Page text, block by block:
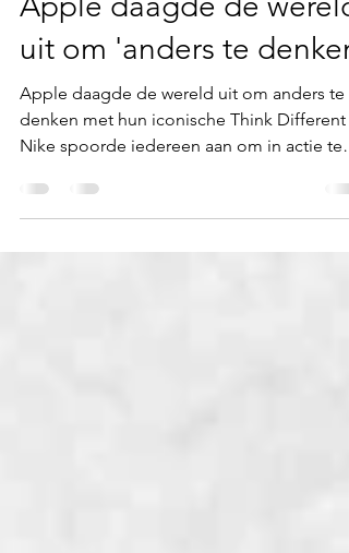
Apple daagde de wereld
uit om 'anders te denken'
Apple daagde de wereld uit om anders te
denken met hun iconische Think Different .
Nike spoorde iedereen aan om in actie te
komen —...